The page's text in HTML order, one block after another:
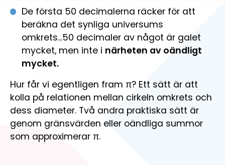
De första 50 decimalerna räcker för att
beräkna det synliga universums
omkrets...50 decimaler av något är galet
mycket, men inte i närheten av oändligt
mycket.
Hur får vi egentligen fram π? Ett sätt är att
kolla på relationen mellan cirkeln omkrets och
dess diameter. Två andra praktiska sätt är
genom gränsvärden eller oändliga summor
som approximerar π.